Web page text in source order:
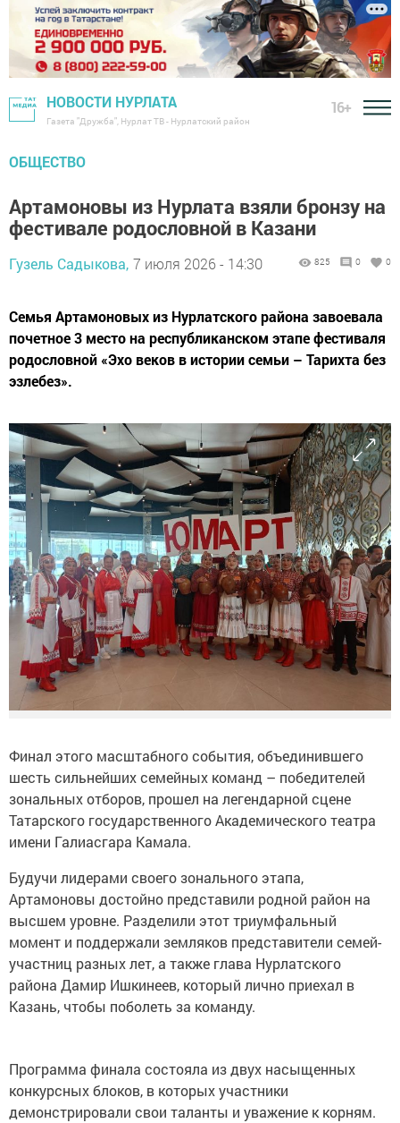
НОВОСТИ НУРЛАТА
Газета "Дружба", Нурлат ТВ - Нурлатский район
16+
ОБЩЕСТВО
Артамоновы из Нурлата взяли бронзу на
фестивале родословной в Казани
Гузель Садыкова, 7 июля 2026 - 14:30 825 0 0
Семья Артамоновых из Нурлатского района завоевала
почетное 3 место на республиканском этапе фестиваля
родословной «Эхо веков в истории семьи – Тарихта без
эзлебез».
Финал этого масштабного события, объединившего
шесть сильнейших семейных команд – победителей
зональных отборов, прошел на легендарной сцене
Татарского государственного Академического театра
имени Галиасгара Камала.
Будучи лидерами своего зонального этапа,
Артамоновы достойно представили родной район на
высшем уровне. Разделили этот триумфальный
момент и поддержали земляков представители семей-
участниц разных лет, а также глава Нурлатского
района Дамир Ишкинеев, который лично приехал в
Казань, чтобы поболеть за команду.
Программа финала состояла из двух насыщенных
конкурсных блоков, в которых участники
демонстрировали свои таланты и уважение к корням.